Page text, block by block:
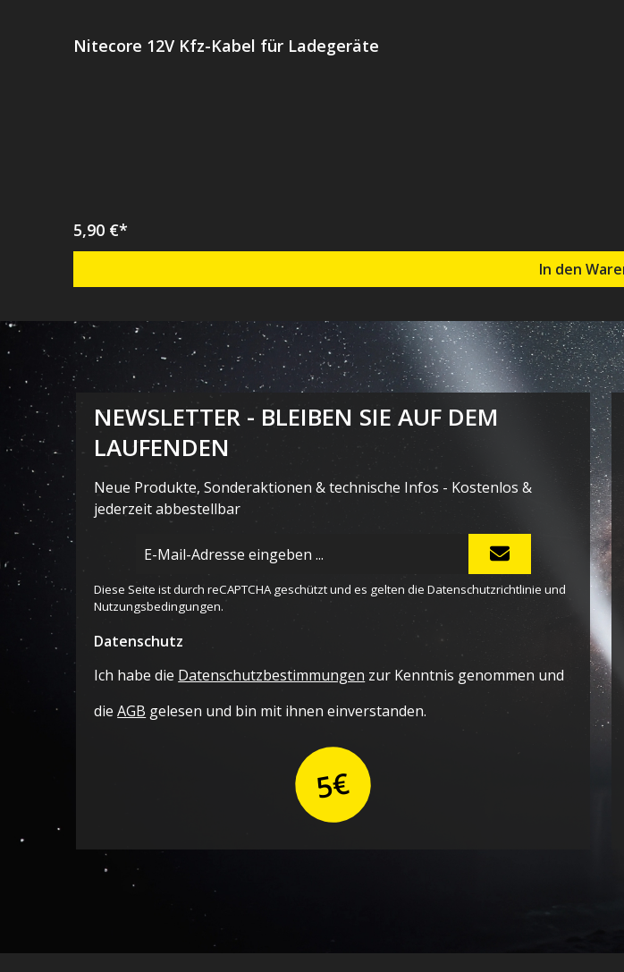
Nitecore 12V Kfz-Kabel für Ladegeräte
5,90 €*
In den
NEWSLETTER - BLEIBEN SIE AUF DEM
LAUFENDEN
Neue Produkte, Sonderaktionen & technische Infos - Kostenlos &
jederzeit abbestellbar
Mail-
Adresse
*
Diese Seite ist durch reCAPTCHA geschützt und es gelten dieDatenschutzrichtlinie und
Nutzungsbedingungen.
Datenschutz
Ich habe die Datenschutzbestimmungen zur Kenntnis genommen und
dieAGB gelesen und bin mit ihnen einverstanden.
5€